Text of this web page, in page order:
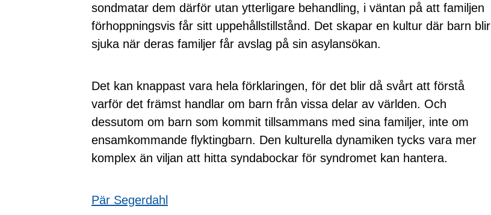
sondmatar dem därför utan ytterligare behandling, i väntan på att familjen
förhoppningsvis får sitt uppehållstillstånd. Det skapar en kultur där barn blir
sjuka när deras familjer får avslag på sin asylansökan.
Det kan knappast vara hela förklaringen, för det blir då svårt att förstå
varför det främst handlar om barn från vissa delar av världen. Och
dessutom om barn som kommit tillsammans med sina familjer, inte om
ensamkommande flyktingbarn. Den kulturella dynamiken tycks vara mer
komplex än viljan att hitta syndabockar för syndromet kan hantera.
Pär Segerdahl